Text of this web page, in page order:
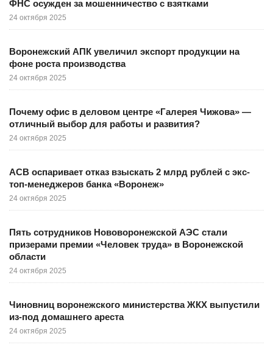
ФНС осужден за мошенничество с взятками
24 октября 2025
Воронежский АПК увеличил экспорт продукции на
фоне роста производства
24 октября 2025
Почему офис в деловом центре «Галерея Чижова» —
отличный выбор для работы и развития?
24 октября 2025
АСВ оспаривает отказ взыскать 2 млрд рублей с экс-
топ-менеджеров банка «Воронеж»
24 октября 2025
Пять сотрудников Нововоронежской АЭС стали
призерами премии «Человек труда» в Воронежской
области
24 октября 2025
Чиновниц воронежского министерства ЖКХ выпустили
из-под домашнего ареста
24 октября 2025